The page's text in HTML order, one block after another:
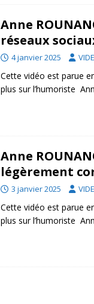
Anne
réseaux
4 janvier 2025
Cette vidéo est parue
plus sur l’humoriste
Anne
légèrement
3 janvier 2025
Cette vidéo est parue
plus sur l’humoriste